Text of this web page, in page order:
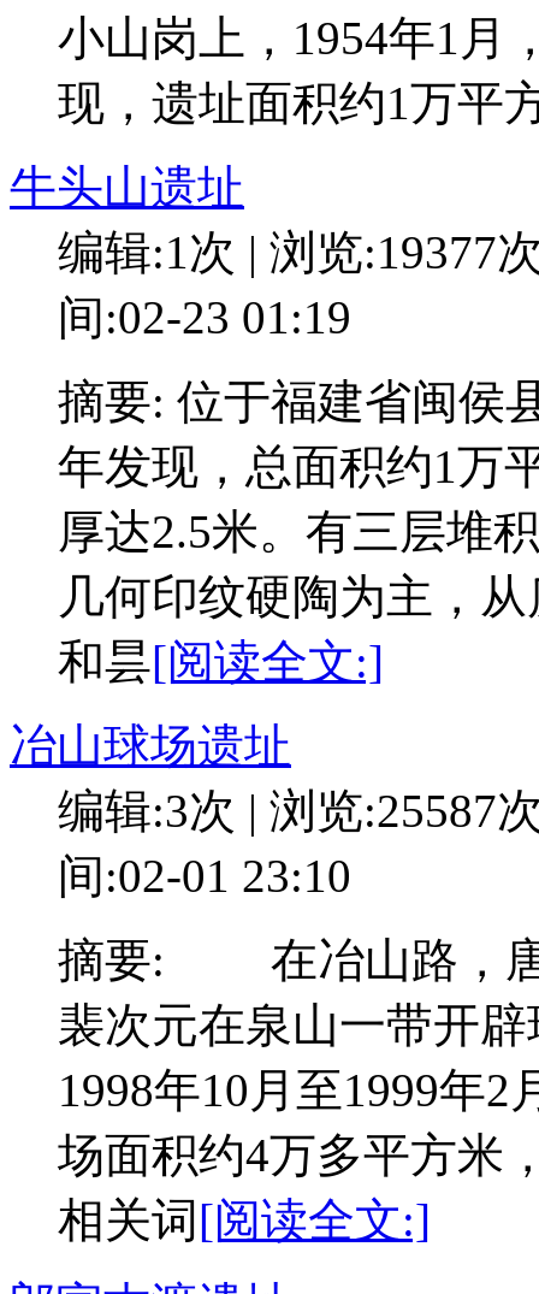
小山岗上，1954年1月
现，遗址面积约1万平
牛头山遗址
编辑:1次 | 浏览:19377
间:02-23 01:19
摘要: 位于福建省闽侯
年发现，总面积约1万
厚达2.5米。有三层堆
几何印纹硬陶为主，
和昙[阅读全文:]
冶山球场遗址
编辑:3次 | 浏览:25587
间:02-01 23:10
摘要: 在冶山路，唐
裴次元在泉山一带开
1998年10月至1999年
场面积约4万多平方米
相关词[阅读全文:]